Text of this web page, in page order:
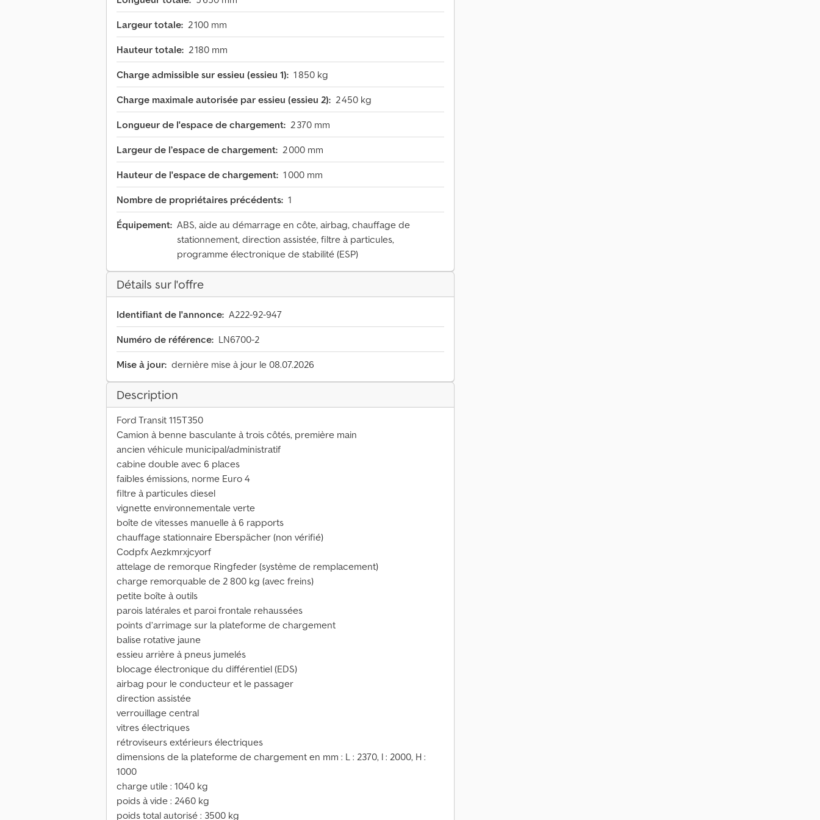
Largeur totale: 2 100 mm
Hauteur totale: 2 180 mm
Charge admissible sur essieu (essieu 1): 1 850 kg
Charge maximale autorisée par essieu (essieu 2): 2 450 kg
Longueur de l'espace de chargement: 2 370 mm
Largeur de l’espace de chargement: 2 000 mm
Hauteur de l'espace de chargement: 1 000 mm
Nombre de propriétaires précédents: 1
Équipement: ABS, aide au démarrage en côte, airbag, chauffage de
stationnement, direction assistée, filtre à particules,
programme électronique de stabilité (ESP)
Détails sur l'offre
Identifiant de l'annonce: A222-92-947
Numéro de référence: LN6700-2
Mise à jour: dernière mise à jour le 08.07.2026
Description
Ford Transit 115T350
Camion à benne basculante à trois côtés, première main
ancien véhicule municipal/administratif
cabine double avec 6 places
faibles émissions, norme Euro 4
filtre à particules diesel
vignette environnementale verte
boîte de vitesses manuelle à 6 rapports
chauffage stationnaire Eberspächer (non vérifié)
Codpfx Aezkmrxjcyorf
attelage de remorque Ringfeder (système de remplacement)
charge remorquable de 2 800 kg (avec freins)
petite boîte à outils
parois latérales et paroi frontale rehaussées
points d’arrimage sur la plateforme de chargement
balise rotative jaune
essieu arrière à pneus jumelés
blocage électronique du différentiel (EDS)
airbag pour le conducteur et le passager
direction assistée
verrouillage central
vitres électriques
rétroviseurs extérieurs électriques
dimensions de la plateforme de chargement en mm : L : 2370, l : 2000, H :
1000
charge utile : 1040 kg
poids à vide : 2460 kg
poids total autorisé : 3500 kg